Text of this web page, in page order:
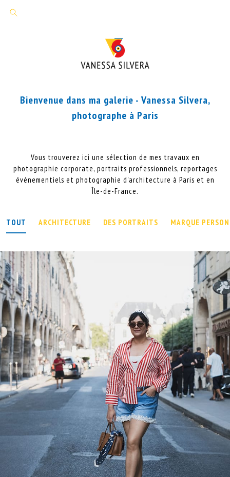
Bienvenue dans ma galerie - Vanessa Silvera,
photographe à Paris
Vous trouverez ici une sélection de mes travaux en
photographie corporate, portraits professionnels, reportages
événementiels et photographie d'architecture à Paris et en
Île-de-France.
TOUT ARCHITECTURE DES PORTRAITS MARQUE